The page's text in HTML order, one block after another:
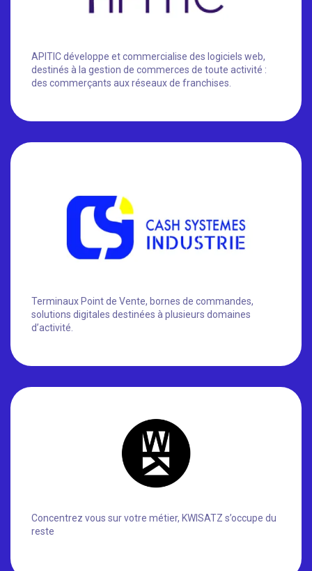
APITIC développe et commercialise des logiciels web,
destinés à la gestion de commerces de toute activité :
des commerçants aux réseaux de franchises.
Terminaux Point de Vente, bornes de commandes,
solutions digitales destinées à plusieurs domaines
d’activité.
Concentrez vous sur votre métier, KWISATZ s’occupe du
reste